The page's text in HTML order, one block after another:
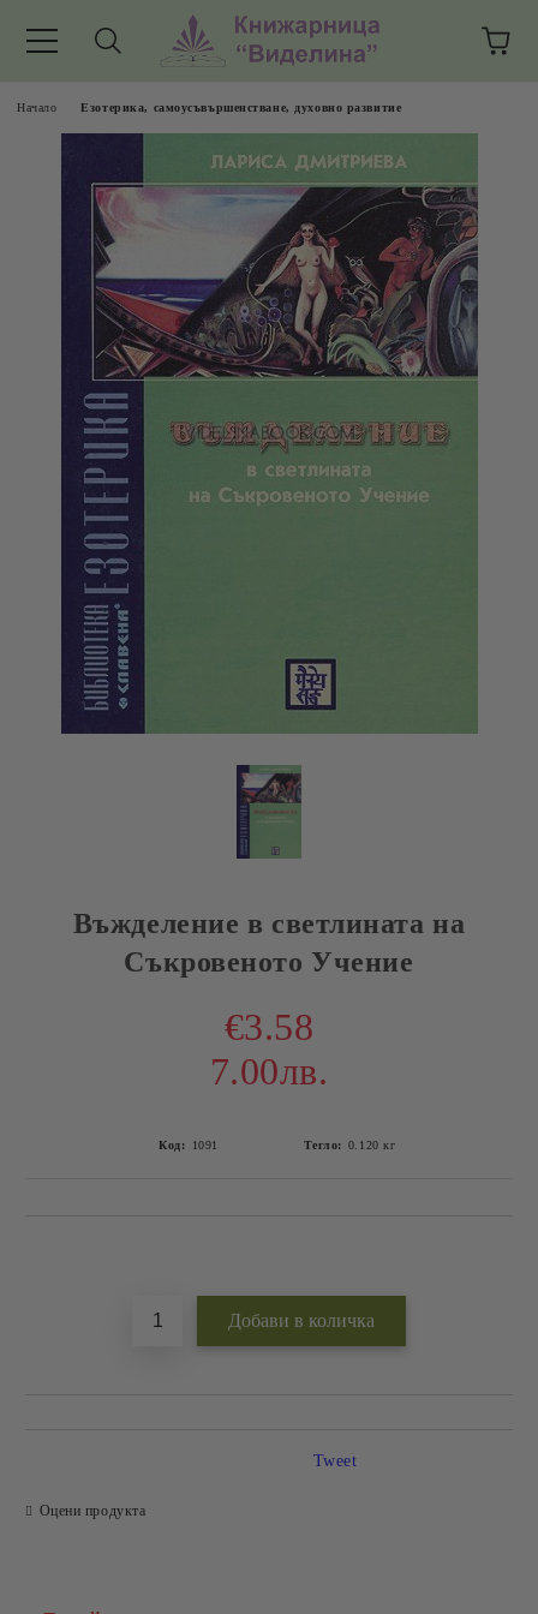
Начало Езотерика, самоусъвършенстване, духовно развитие
Въжделение в светлината на
Съкровеното Учение
€3.58
7.00лв.
Код: 1091 Тегло: 0.120 кг
Оцени продукта
Tweet